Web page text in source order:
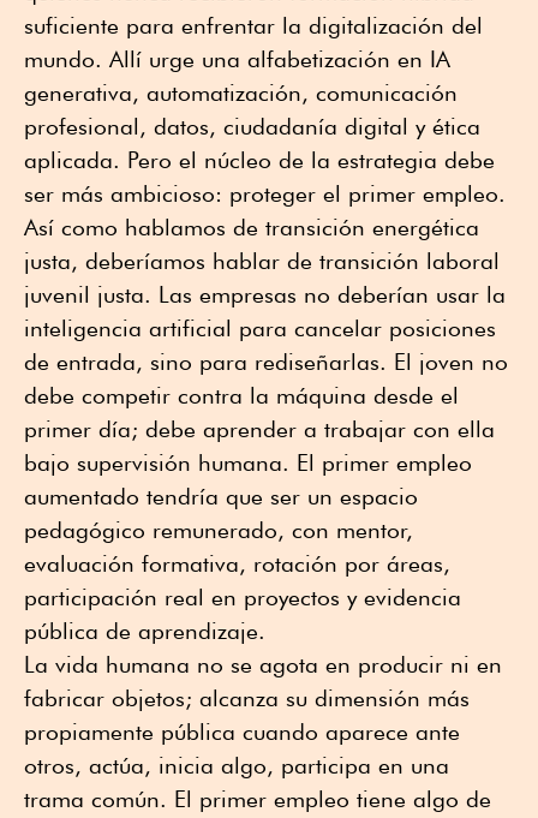
suficiente para enfrentar la digitalización del
mundo. Allí urge una alfabetización en IA
generativa, automatización, comunicación
profesional, datos, ciudadanía digital y ética
aplicada. Pero el núcleo de la estrategia debe
ser más ambicioso: proteger el primer empleo.
Así como hablamos de transición energética
justa, deberíamos hablar de transición laboral
juvenil justa. Las empresas no deberían usar la
inteligencia artificial para cancelar posiciones
de entrada, sino para rediseñarlas. El joven no
debe competir contra la máquina desde el
primer día; debe aprender a trabajar con ella
bajo supervisión humana. El primer empleo
aumentado tendría que ser un espacio
pedagógico remunerado, con mentor,
evaluación formativa, rotación por áreas,
participación real en proyectos y evidencia
pública de aprendizaje.
La vida humana no se agota en producir ni en
fabricar objetos; alcanza su dimensión más
propiamente pública cuando aparece ante
otros, actúa, inicia algo, participa en una
trama común. El primer empleo tiene algo de